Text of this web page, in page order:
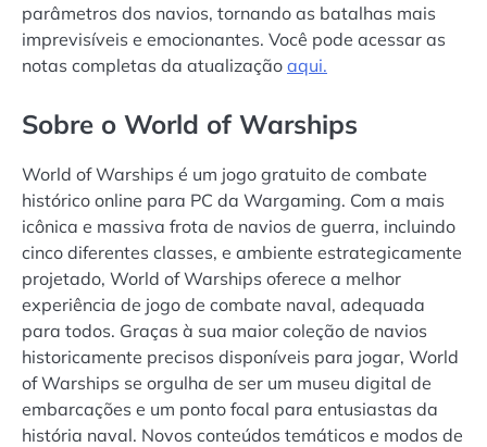
parâmetros dos navios, tornando as batalhas mais
imprevisíveis e emocionantes. Você pode acessar as
notas completas da atualização aqui.
Sobre o World of Warships
World of Warships é um jogo gratuito de combate
histórico online para PC da Wargaming. Com a mais
icônica e massiva frota de navios de guerra, incluindo
cinco diferentes classes, e ambiente estrategicamente
projetado, World of Warships oferece a melhor
experiência de jogo de combate naval, adequada
para todos. Graças à sua maior coleção de navios
historicamente precisos disponíveis para jogar, World
of Warships se orgulha de ser um museu digital de
embarcações e um ponto focal para entusiastas da
história naval. Novos conteúdos temáticos e modos de